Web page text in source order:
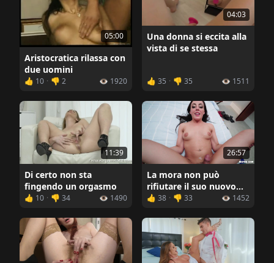
05:00
Aristocratica rilassa con
due uomini
👍 10 · 👎 2 👁️ 1920
04:03
Una donna si eccita alla
vista di se stessa
👍 35 · 👎 35 👁️ 1511
11:39
Di certo non sta
fingendo un orgasmo
👍 10 · 👎 34 👁️ 1490
26:57
La mora non può
rifiutare il suo nuovo
fidanzato
👍 38 · 👎 33 👁️ 1452